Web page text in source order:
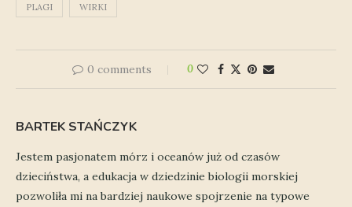
PLAGI WIRKI
0 comments 0
BARTEK STAŃCZYK
Jestem pasjonatem mórz i oceanów już od czasów
dzieciństwa, a edukacja w dziedzinie biologii morskiej
pozwoliła mi na bardziej naukowe spojrzenie na typowe